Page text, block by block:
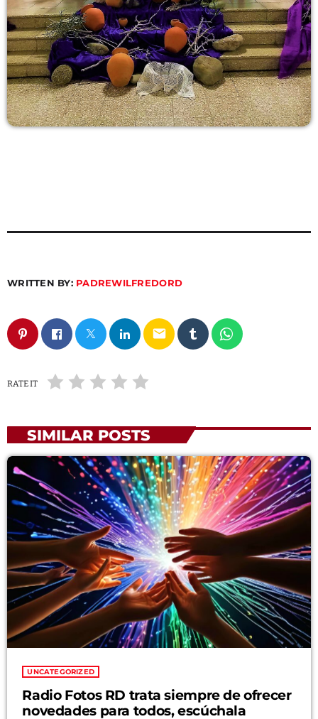
WRITTEN BY: PADREWILFREDORD
email
RATE IT
SIMILAR POSTS
UNCATEGORIZED
Radio Fotos RD trata siempre de ofrecer
novedades para todos, escúchala